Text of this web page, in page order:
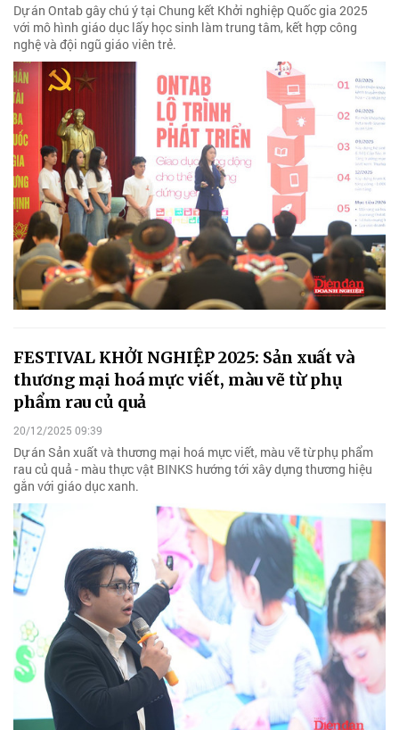
Dự án Ontab gây chú ý tại Chung kết Khởi nghiệp Quốc gia 2025
với mô hình giáo dục lấy học sinh làm trung tâm, kết hợp công
nghệ và đội ngũ giáo viên trẻ.
FESTIVAL KHỞI NGHIỆP 2025: Sản xuất và
thương mại hoá mực viết, màu vẽ từ phụ
phẩm rau củ quả
20/12/2025 09:39
Dự án Sản xuất và thương mại hoá mực viết, màu vẽ từ phụ phẩm
rau củ quả - màu thực vật BINKS hướng tới xây dựng thương hiệu
gắn với giáo dục xanh.